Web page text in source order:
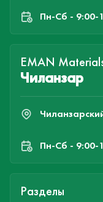
Пн-Cб - 9:00-
EMAN
Чиланзар
Пн-Cб - 9:00-
Разделы